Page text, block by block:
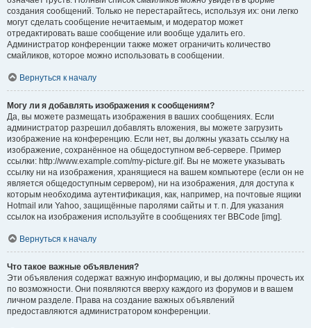
создания сообщений. Только не перестарайтесь, используя их: они легко
могут сделать сообщение нечитаемым, и модератор может
отредактировать ваше сообщение или вообще удалить его.
Администратор конференции также может ограничить количество
смайликов, которое можно использовать в сообщении.
Вернуться к началу
Могу ли я добавлять изображения к сообщениям?
Да, вы можете размещать изображения в ваших сообщениях. Если
администратор разрешил добавлять вложения, вы можете загрузить
изображение на конференцию. Если нет, вы должны указать ссылку на
изображение, сохранённое на общедоступном веб-сервере. Пример
ссылки: http://www.example.com/my-picture.gif. Вы не можете указывать
ссылку ни на изображения, хранящиеся на вашем компьютере (если он не
является общедоступным сервером), ни на изображения, для доступа к
которым необходима аутентификация, как, например, на почтовые ящики
Hotmail или Yahoo, защищённые паролями сайты и т. п. Для указания
ссылок на изображения используйте в сообщениях тег BBCode [img].
Вернуться к началу
Что такое важные объявления?
Эти объявления содержат важную информацию, и вы должны прочесть их
по возможности. Они появляются вверху каждого из форумов и в вашем
личном разделе. Права на создание важных объявлений
предоставляются администратором конференции.